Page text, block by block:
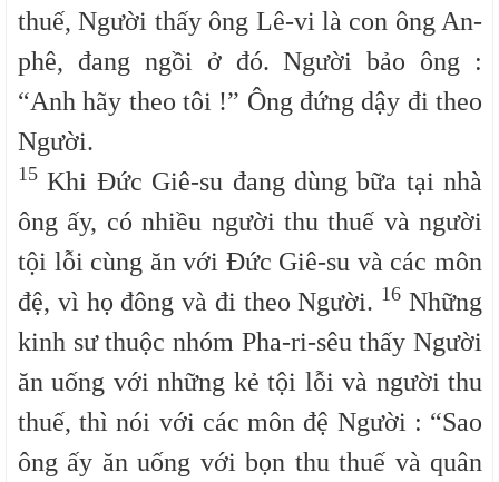
thuế, Người thấy ông Lê-vi là con ông An-
phê, đang ngồi ở đó. Người bảo ông :
“Anh hãy theo tôi !” Ông đứng dậy đi theo
Người.
15 Khi Đức Giê-su đang dùng bữa tại nhà
ông ấy, có nhiều người thu thuế và người
tội lỗi cùng ăn với Đức Giê-su và các môn
đệ, vì họ đông và đi theo Người. 16 Những
kinh sư thuộc nhóm Pha-ri-sêu thấy Người
ăn uống với những kẻ tội lỗi và người thu
thuế, thì nói với các môn đệ Người : “Sao
ông ấy ăn uống với bọn thu thuế và quân